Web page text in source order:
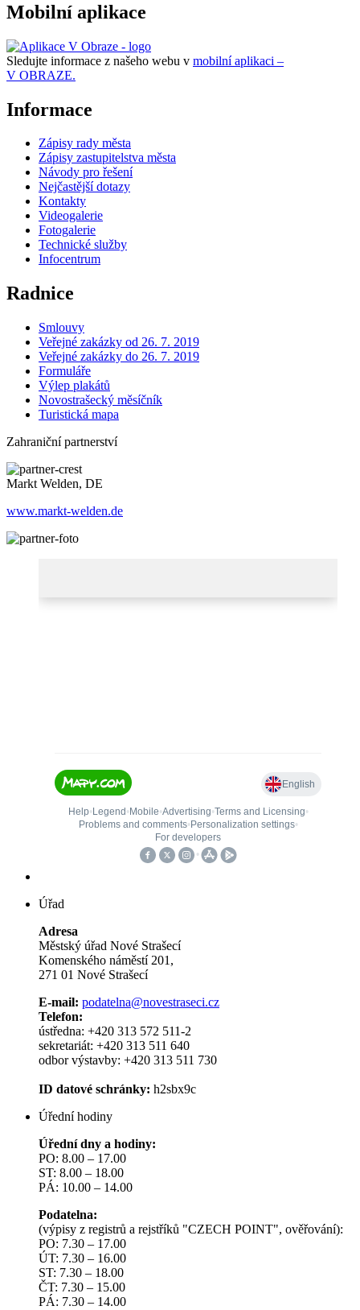
Mobilní aplikace
Sledujte informace z našeho webu v mobilní aplikaci –
V OBRAZE.
Informace
Zápisy rady města
Zápisy zastupitelstva města
Návody pro řešení
Nejčastější dotazy
Kontakty
Videogalerie
Fotogalerie
Technické služby
Infocentrum
Radnice
Smlouvy
Veřejné zakázky od 26. 7. 2019
Veřejné zakázky do 26. 7. 2019
Formuláře
Výlep plakátů
Novostrašecký měsíčník
Turistická mapa
Zahraniční partnerství
Markt Welden, DE
www.markt-welden.de
Úřad
Adresa
Městský úřad Nové Strašecí
Komenského náměstí 201,
271 01 Nové Strašecí
E-mail: podatelna@novestraseci.cz
Telefon:
ústředna: +420 313 572 511-2
sekretariát: +420 313 511 640
odbor výstavby: +420 313 511 730
ID datové schránky: h2sbx9c
Úřední hodiny
Úřední dny a hodiny:
PO: 8.00 – 17.00
ST: 8.00 – 18.00
PÁ: 10.00 – 14.00
Podatelna:
(výpisy z registrů a rejstříků "CZECH POINT", ověřování):
PO: 7.30 – 17.00
ÚT: 7.30 – 16.00
ST: 7.30 – 18.00
ČT: 7.30 – 15.00
PÁ: 7.30 – 14.00